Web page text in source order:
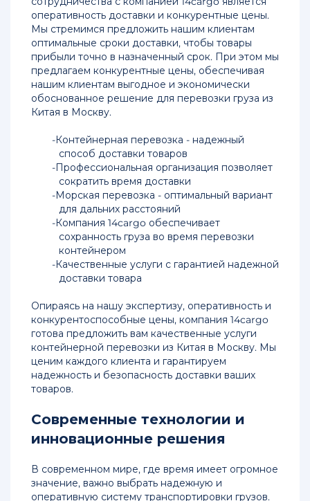
оперативность доставки и конкурентные цены.
Мы стремимся предложить нашим клиентам
оптимальные сроки доставки, чтобы товары
прибыли точно в назначенный срок. При этом мы
предлагаем конкурентные цены, обеспечивая
нашим клиентам выгодное и экономически
обоснованное решение для перевозки груза из
Китая в Москву.
Контейнерная перевозка - надежный
способ доставки товаров
Профессиональная организация позволяет
сократить время доставки
Морская перевозка - оптимальный вариант
для дальних расстояний
Компания 14cargo обеспечивает
сохранность груза во время перевозки
контейнером
Качественные услуги с гарантией надежной
доставки товара
Опираясь на нашу экспертизу, оперативность и
конкурентоспособные цены, компания 14cargo
готова предложить вам качественные услуги
контейнерной перевозки из Китая в Москву. Мы
ценим каждого клиента и гарантируем
надежность и безопасность доставки ваших
товаров.
Современные технологии и
инновационные решения
В современном мире, где время имеет огромное
значение, важно выбрать надежную и
оперативную систему транспортировки грузов.